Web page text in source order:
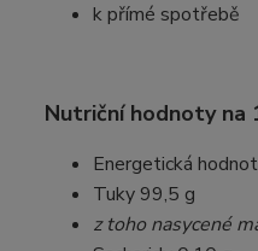
k přímé spotřebě
Nutriční hodnoty
Energetická
Tuky 99,5 g
z toho nasycené